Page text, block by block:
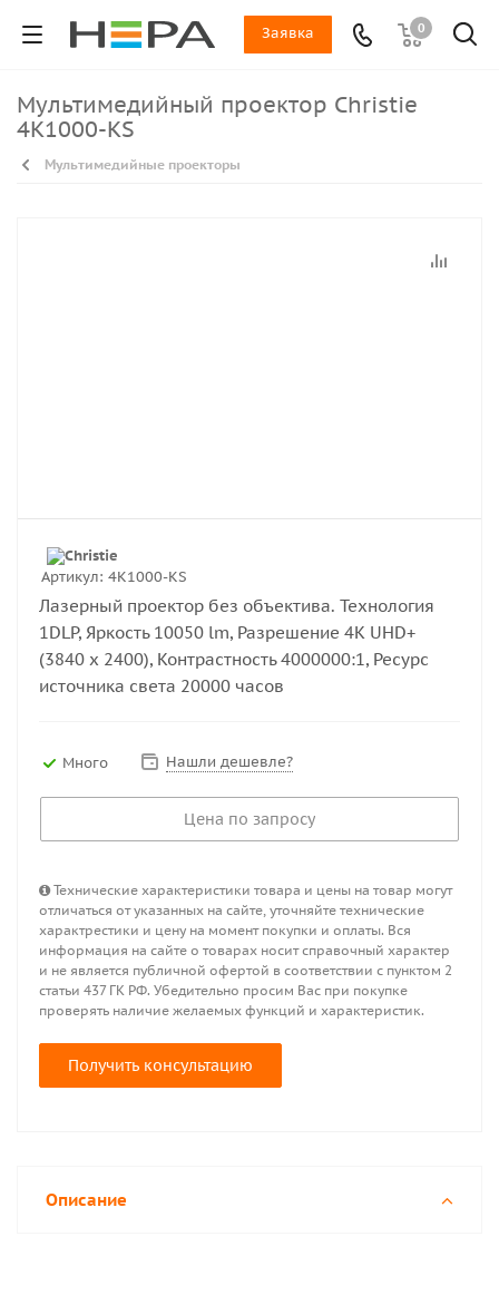
0
Заявка
Мультимедийный проектор Christie
4K1000-KS
Мультимедийные проекторы
Артикул: 4K1000-KS
Лазерный проектор без объектива. Технология
1DLP, Яркость 10050 lm, Разрешение 4K UHD+
(3840 x 2400), Контрастность 4000000:1, Ресурс
источника света 20000 часов
Много Нашли дешевле?
Цена по запросу
Технические характеристики товара и цены на товар могут
отличаться от указанных на сайте, уточняйте технические
характрестики и цену на момент покупки и оплаты. Вся
информация на сайте о товарах носит справочный характер
и не является публичной офертой в соответствии с пунктом 2
статьи 437 ГК РФ. Убедительно просим Вас при покупке
проверять наличие желаемых функций и характеристик.
Получить консультацию
Описание